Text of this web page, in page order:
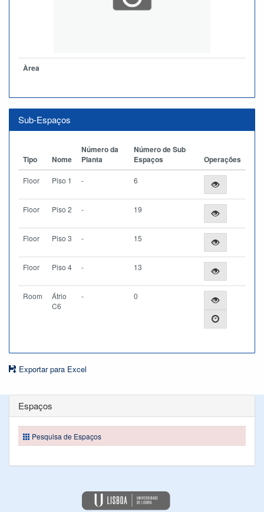
Àrea
Sub-Espaços
Tipo Nome
Número da
Planta
Número de Sub
Espaços
Operações
Floor Piso 1 - 6
Floor Piso 2 - 19
Floor Piso 3 - 15
Floor Piso 4 - 13
Room
Átrio
C6
- 0
Exportar para Excel
Espaços
Pesquisa de Espaços